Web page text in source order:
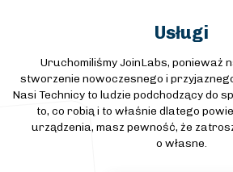
Usługi
Uruchomiliśmy JoinLabs, ponieważ
stworzenie nowoczesnego i
Nasi Technicy to ludzie podchodzący do
to, co robią i to właśnie dlatego
urządzenia, masz pewność, że
o własne.